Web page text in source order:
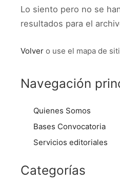
Lo siento pero no se
resultados para el
Volver o use el mapa de
Navegación
Quienes Somos
Bases Convocatoria
Servicios editoriales
Categorías